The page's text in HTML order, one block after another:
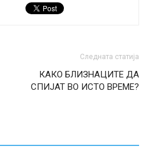
Следната статија
КАКО БЛИЗНАЦИТЕ ДА
СПИЈАТ ВО ИСТО ВРЕМЕ?